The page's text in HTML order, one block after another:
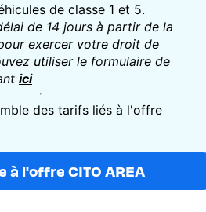
de classe 1 et 5.
de 14 jours à partir de la
exercer votre droit de
utiliser le formulaire de
ici
des tarifs liés à l'offre
à l'offre CITO AREA